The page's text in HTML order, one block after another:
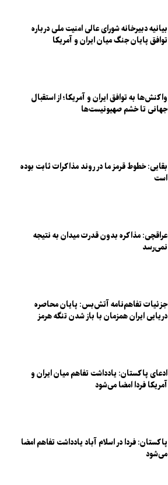
بیانیه دبیرخانه شورای عالی امنیت ملی درباره
توافق پایان جنگ میان ایران و آمریکا
واکنش‌ها به توافق ایران و آمریکا؛ از استقبال
جهانی تا خشم صهیونیست‌ها
بقایی: خطوط قرمز ما در روند مذاکرات ثابت بوده
است
عراقچی: مذاکره بدون قدرت میدان به نتیجه
نمی‌رسد
جزئیات تفاهم‌نامه آتش‌بس: پایان محاصره
دریایی ایران همزمان با باز شدن تنگه هرمز
ادعای پاکستان: یادداشت تفاهم میان ایران و
آمریکا فردا امضا می‌شود
پاکستان: فردا در اسلام آباد یادداشت تفاهم امضا
می‌شود